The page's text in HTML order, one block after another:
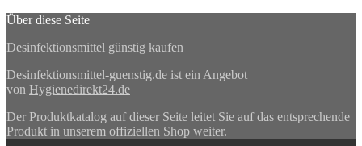
Über diese Seite
Desinfektionsmittel günstig kaufen
Desinfektionsmittel-guenstig.de ist ein Angebot
von Hygienedirekt24.de
Der Produktkatalog auf dieser Seite leitet Sie auf das entsprechende
Produkt in unserem offiziellen Shop weiter.